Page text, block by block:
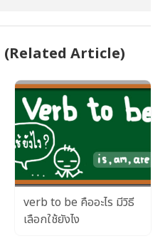
(Related Article)
verb to be คืออะไร มีวิธี
เลือกใช้ยังไง